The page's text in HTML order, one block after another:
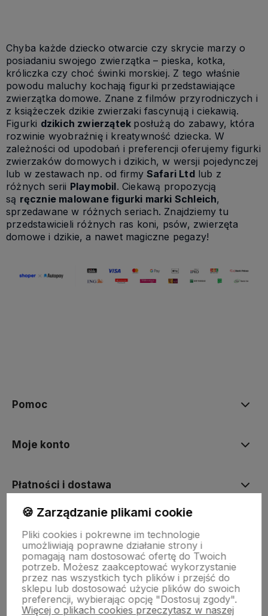
Chyba każde dziecko otwarcie czy skrycie marzy o
posiadaniu swojego zwierzątka – pieska, kotka,
króliczka czy choć świnki morskiej. Z tego właśnie
powodu maluchy kochają figurki przedstawiające
zwierzątka domowe. Znane z filmów przyrodniczych i
z książeczek dzikie zwierzaki fascynują i ciekawią.
Figurki dzikich zwierzątek posłużą do zabawy, która
rozwinie wyobraźnię i kreatywność dziecka. W
zależności od upodobań i preferencji oferujemy figurki
zwierzaków domowych i dzikich, w wersji pojedynczej
lub w zestawach np. od firmy Safari Ltdlub z
różnych serii Playmobil. Ciekawą propozycją
są ręcznie malowane figurki marki Schleich,
sprzedawane w różnych seriach. Znajdziemy tu
przedstawicieli różnych ras koni, psów, zwierzęta
domowe i dzikie, a nawet magiczne pegazy!
Pomoc
Moje konto
Płatności i dostawa
O nas
🍪 Zarządzanie plikami cookie
Pliki cookies i pokrewne im technologie
umożliwiają poprawne działanie strony i
pomagają nam dostosować ofertę do Twoich
potrzeb. Możesz zaakceptować wykorzystanie
przez nas wszystkich tych plików i przejść do
sklepu lub dostosować użycie plików do swoich
preferencji, wybierając opcję "Dostosuj zgody".
Więcej o plikach cookies przeczytasz w naszej